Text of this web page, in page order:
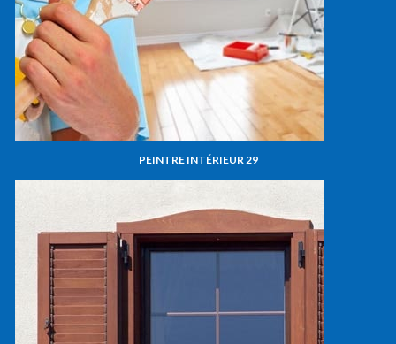
PEINTRE INTÉRIEUR 29